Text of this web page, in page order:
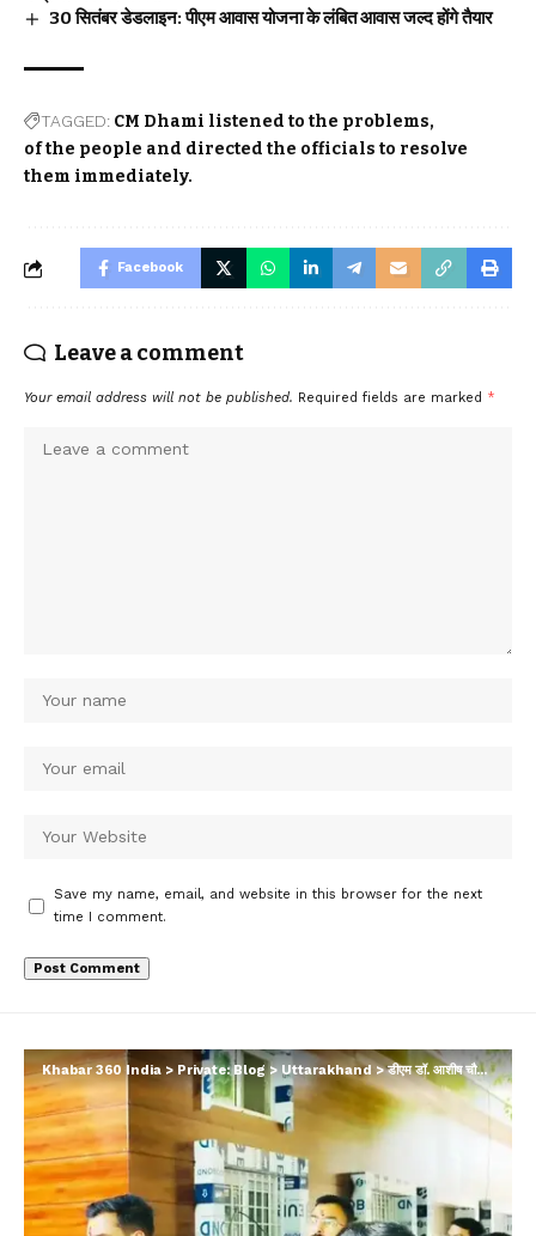
30 सितंबर डेडलाइन: पीएम आवास योजना के लंबित आवास जल्द होंगे तैयार
TAGGED: CM Dhami listened to the problems
of the people and directed the officials to resolve
them immediately.
Facebook
Leave a comment
Your email address will not be published. Required fields are marked *
Save my name, email, and website in this browser for the next
time I comment.
Khabar 360 India>Private: Blog> Uttarakhand >डीएम डॉ. आशीष चौहान का कलेक्ट्रेट में औचक निरीक्षण; परखीं व्यवस्थाएं